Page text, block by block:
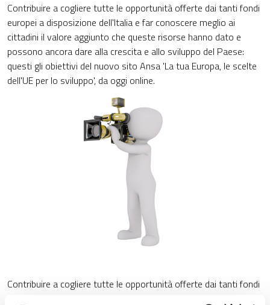
Contribuire a cogliere tutte le opportunità offerte dai tanti fondi
europei a disposizione dell'Italia e far conoscere meglio ai
cittadini il valore aggiunto che queste risorse hanno dato e
possono ancora dare alla crescita e allo sviluppo del Paese:
questi gli obiettivi del nuovo sito Ansa 'La tua Europa, le scelte
dell'UE per lo sviluppo', da oggi online.
Contribuire a cogliere tutte le opportunità offerte dai tanti fondi